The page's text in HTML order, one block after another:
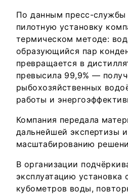
По данным пресс-службы
пилотную установку
термическом методе:
образующийся пар
превращается в
превысила 99,9% —
рыбохозяйственных
работы и
Компания передала
дальнейшей экспертизы
масштабированию
В организации
эксплуатацию
кубометров воды,